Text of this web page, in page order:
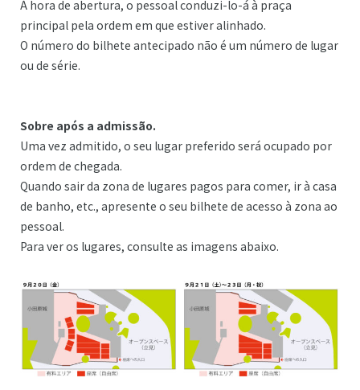
À hora de abertura, o pessoal conduzi-lo-á à praça
principal pela ordem em que estiver alinhado.
O número do bilhete antecipado não é um número de lugar
ou de série.
Sobre após a admissão.
Uma vez admitido, o seu lugar preferido será ocupado por
ordem de chegada.
Quando sair da zona de lugares pagos para comer, ir à casa
de banho, etc., apresente o seu bilhete de acesso à zona ao
pessoal.
Para ver os lugares, consulte as imagens abaixo.